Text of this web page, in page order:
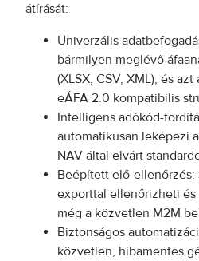
átírását:
Univerzális
bármilyen meglévő
(XLSX, CSV, XML), és
eÁFA 2.0 kompatibilis
Intelligens adókód-
automatikusan leképezi
NAV által elvárt
Beépített elő-ellenőrzés:
exporttal ellenőrizheti
még a közvetlen M2M
Biztonságos
közvetlen, hibamentes